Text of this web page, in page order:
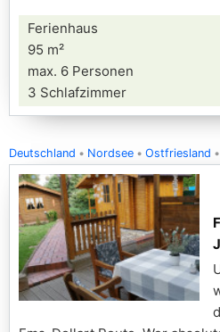
Ferienhaus
95 m²
max. 6 Personen
3 Schlafzimmer
Deutschland Nordsee Ostfriesland